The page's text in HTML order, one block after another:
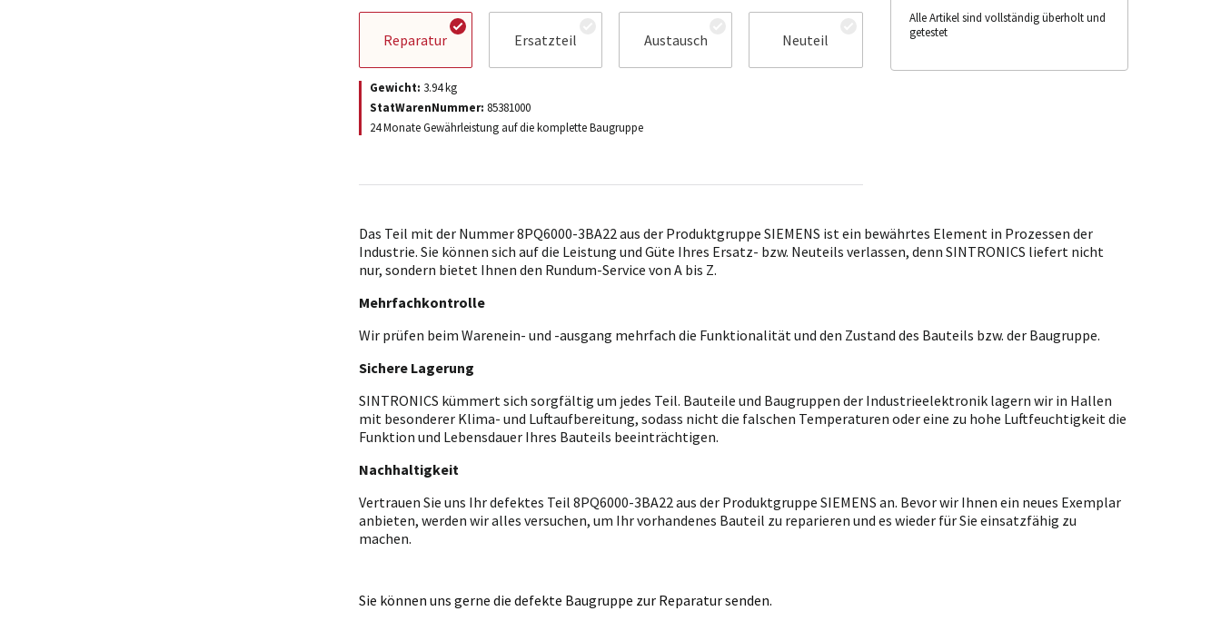
Reparatur Ersatzteil Austausch Neuteil
Gewicht: 3.94kg
StatWarenNummer: 85381000
24 Monate Gewährleistung auf die komplette Baugruppe
Alle Artikel sind vollständig überholt und
getestet
Das Teil mit der Nummer 8PQ6000-3BA22 aus der Produktgruppe SIEMENS ist ein bewährtes Element in Prozessen der
Industrie. Sie können sich auf die Leistung und Güte Ihres Ersatz- bzw. Neuteils verlassen, denn SINTRONICS liefert nicht
nur, sondern bietet Ihnen den Rundum-Service von A bis Z.
Mehrfachkontrolle
Wir prüfen beim Warenein- und -ausgang mehrfach die Funktionalität und den Zustand des Bauteils bzw. der Baugruppe.
Sichere Lagerung
SINTRONICS kümmert sich sorgfältig um jedes Teil. Bauteile und Baugruppen der Industrieelektronik lagern wir in Hallen
mit besonderer Klima- und Luftaufbereitung, sodass nicht die falschen Temperaturen oder eine zu hohe Luftfeuchtigkeit die
Funktion und Lebensdauer Ihres Bauteils beeinträchtigen.
Nachhaltigkeit
Vertrauen Sie uns Ihr defektes Teil 8PQ6000-3BA22 aus der Produktgruppe SIEMENS an. Bevor wir Ihnen ein neues Exemplar
anbieten, werden wir alles versuchen, um Ihr vorhandenes Bauteil zu reparieren und es wieder für Sie einsatzfähig zu
machen.
Sie können uns gerne die defekte Baugruppe zur Reparatur senden.